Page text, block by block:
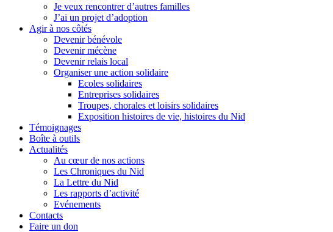
Je veux rencontrer d’autres familles
J’ai un projet d’adoption
Agir à nos côtés
Devenir bénévole
Devenir mécène
Devenir relais local
Organiser une action solidaire
Ecoles solidaires
Entreprises solidaires
Troupes, chorales et loisirs solidaires
Exposition histoires de vie, histoires du Nid
Témoignages
Boîte à outils
Actualités
Au cœur de nos actions
Les Chroniques du Nid
La Lettre du Nid
Les rapports d’activité
Evénements
Contacts
Faire un don